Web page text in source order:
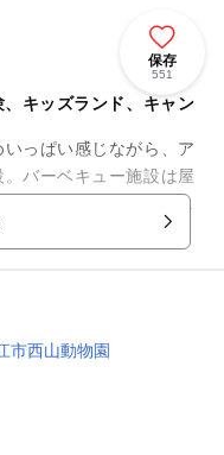
保存
551
キッズランド、キャン
いっぱい感じながら、ア
バーベキュー施設は屋
らでおでかけして楽し